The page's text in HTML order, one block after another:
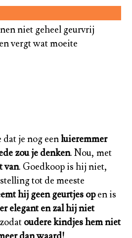
niet geheel geurvrij
vergt wat moeite
dat je nog eenluieremmer
zou je denken. Nou, met
van. Goedkoop is hij niet,
tot de meeste
hij geen geurtjes open is
elegant en zal hij niet
oudere kindjes hem niet